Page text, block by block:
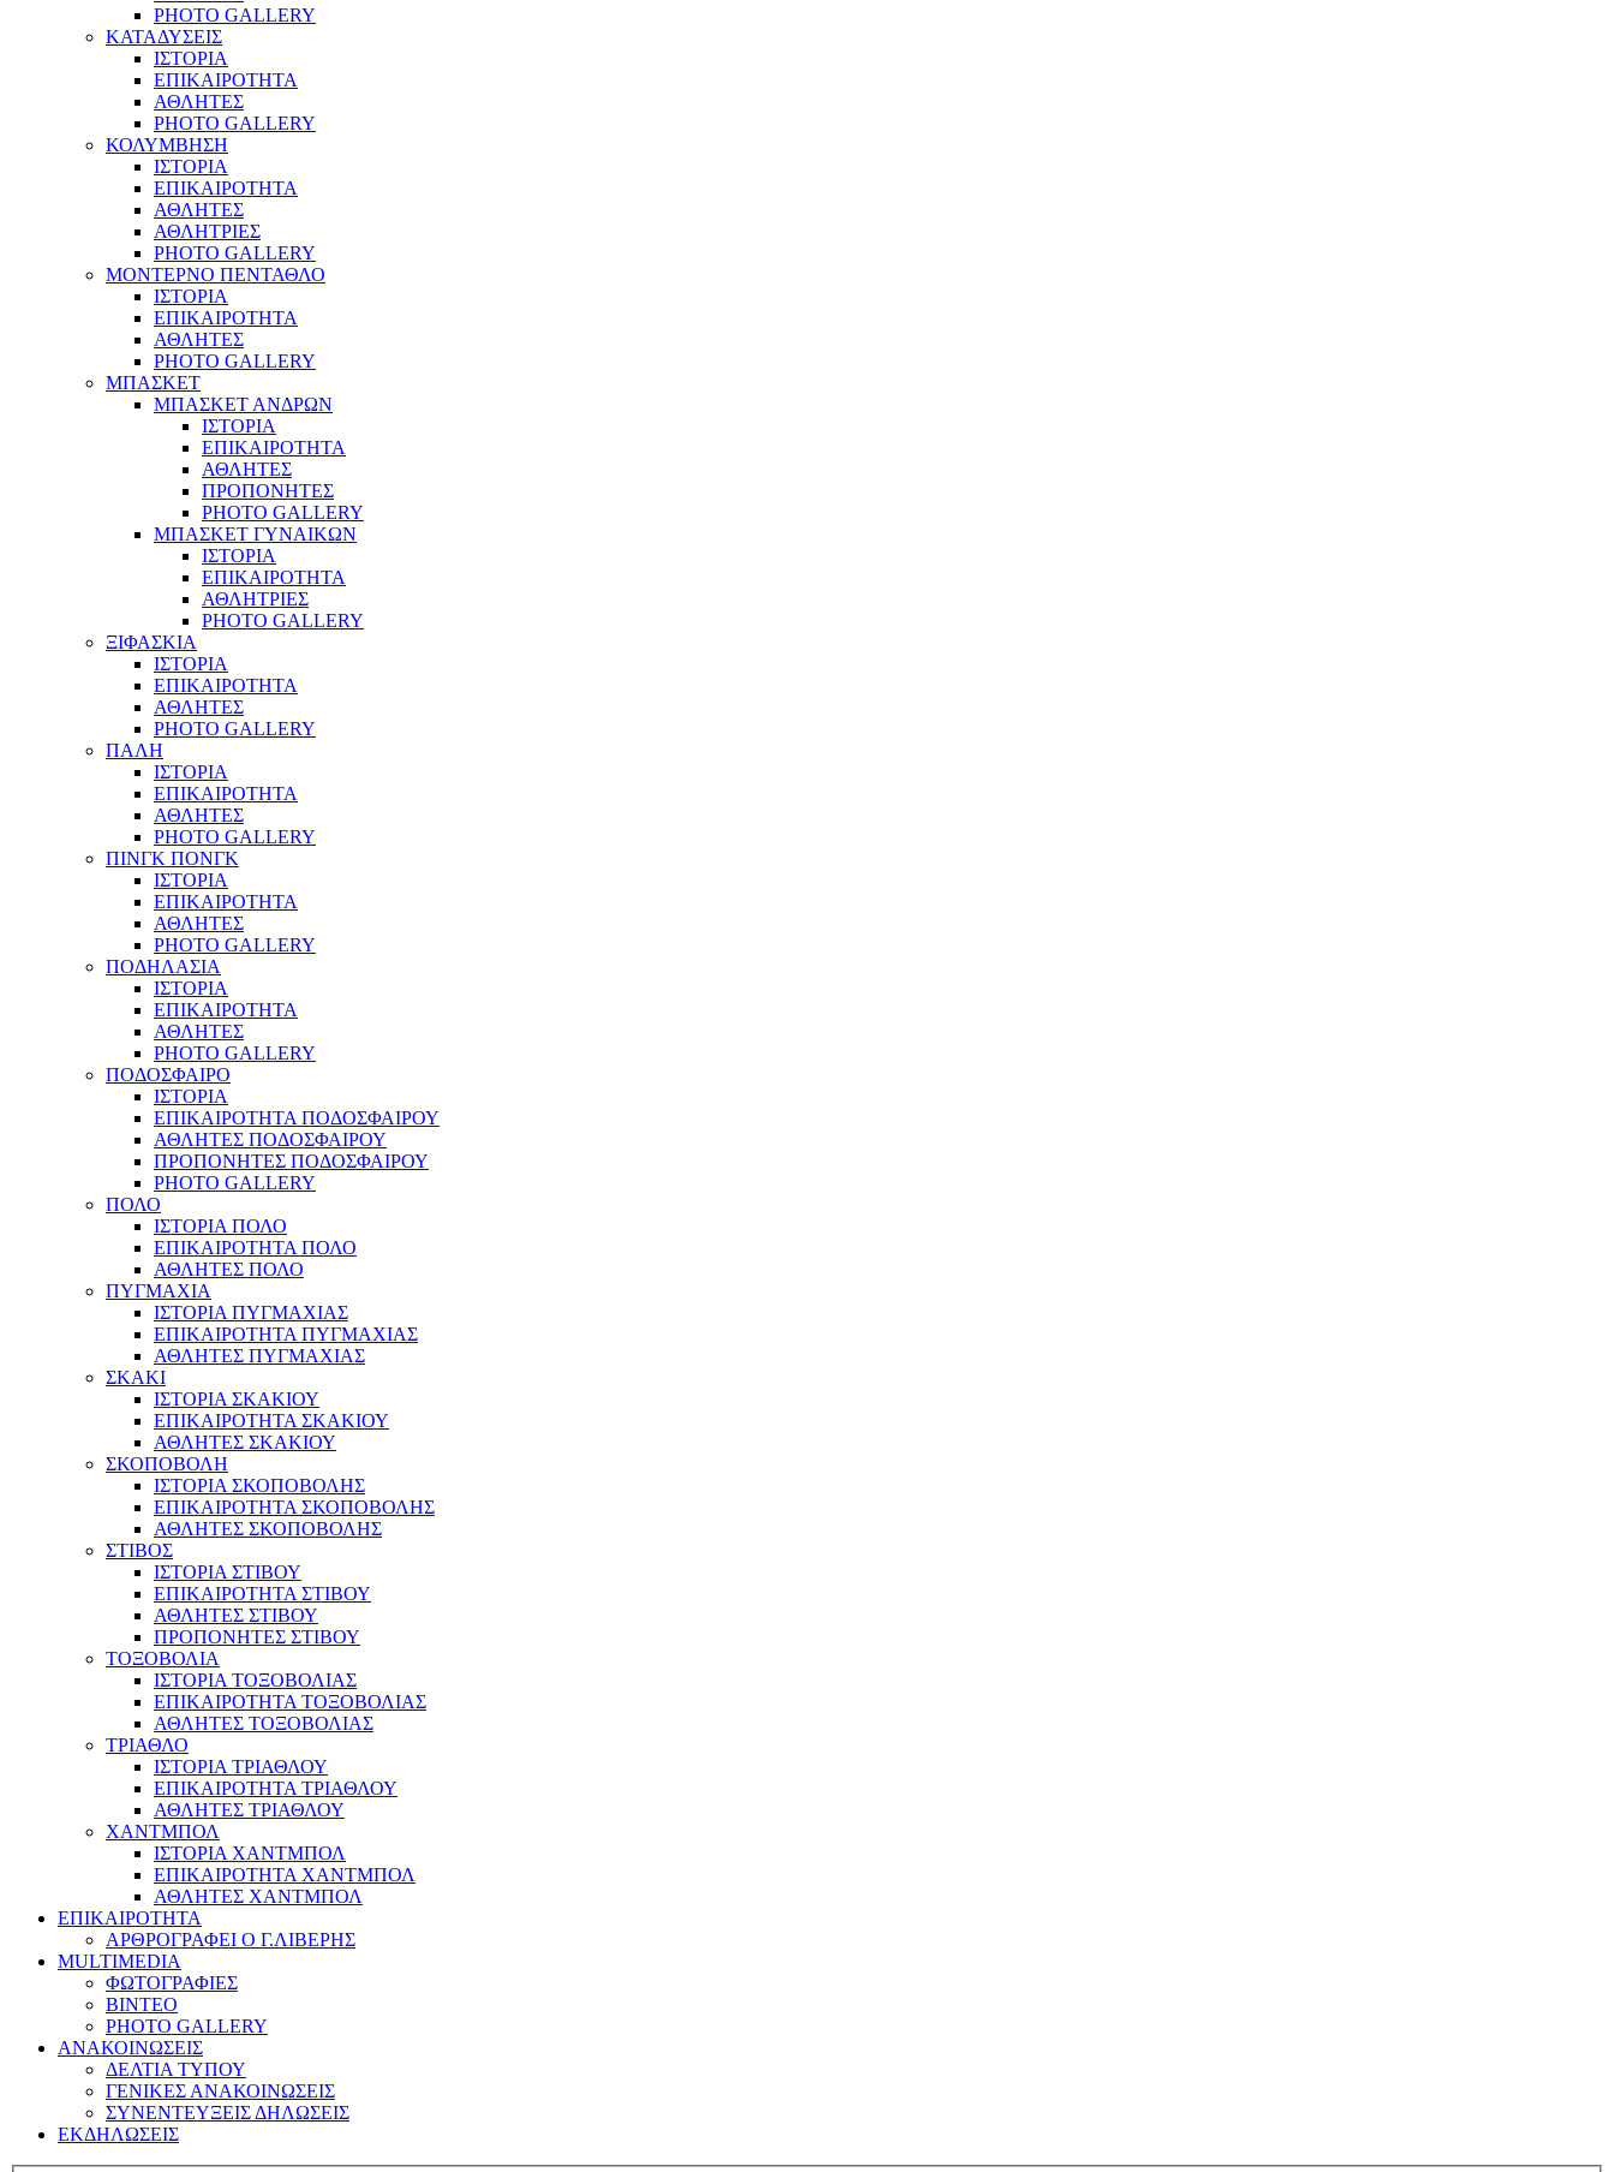
PHOTO GALLERY
ΚΑΤΑΔΥΣΕΙΣ
ΙΣΤΟΡΙΑ
ΕΠΙΚΑΙΡΟΤΗΤΑ
ΑΘΛΗΤΕΣ
PHOTO GALLERY
ΚΟΛΥΜΒΗΣΗ
ΙΣΤΟΡΙΑ
ΕΠΙΚΑΙΡΟΤΗΤΑ
ΑΘΛΗΤΕΣ
ΑΘΛΗΤΡΙΕΣ
PHOTO GALLERY
ΜΟΝΤΕΡΝΟ ΠΕΝΤΑΘΛΟ
ΙΣΤΟΡΙΑ
ΕΠΙΚΑΙΡΟΤΗΤΑ
ΑΘΛΗΤΕΣ
PHOTO GALLERY
ΜΠΑΣΚΕΤ
ΜΠΑΣΚΕΤ ΑΝΔΡΩΝ
ΙΣΤΟΡΙΑ
ΕΠΙΚΑΙΡΟΤΗΤΑ
ΑΘΛΗΤΕΣ
ΠΡΟΠΟΝΗΤΕΣ
PHOTO GALLERY
ΜΠΑΣΚΕΤ ΓΥΝΑΙΚΩΝ
ΙΣΤΟΡΙΑ
ΕΠΙΚΑΙΡΟΤΗΤΑ
ΑΘΛΗΤΡΙΕΣ
PHOTO GALLERY
ΞΙΦΑΣΚΙΑ
ΙΣΤΟΡΙΑ
ΕΠΙΚΑΙΡΟΤΗΤΑ
ΑΘΛΗΤΕΣ
PHOTO GALLERY
ΠΑΛΗ
ΙΣΤΟΡΙΑ
ΕΠΙΚΑΙΡΟΤΗΤΑ
ΑΘΛΗΤΕΣ
PHOTO GALLERY
ΠΙΝΓΚ ΠΟΝΓΚ
ΙΣΤΟΡΙΑ
ΕΠΙΚΑΙΡΟΤΗΤΑ
ΑΘΛΗΤΕΣ
PHOTO GALLERY
ΠΟΔΗΛΑΣΙΑ
ΙΣΤΟΡΙΑ
ΕΠΙΚΑΙΡΟΤΗΤΑ
ΑΘΛΗΤΕΣ
PHOTO GALLERY
ΠΟΔΟΣΦΑΙΡΟ
ΙΣΤΟΡΙΑ
ΕΠΙΚΑΙΡΟΤΗΤΑ ΠΟΔΟΣΦΑΙΡΟΥ
ΑΘΛΗΤΕΣ ΠΟΔΟΣΦΑΙΡΟΥ
ΠΡΟΠΟΝΗΤΕΣ ΠΟΔΟΣΦΑΙΡΟΥ
PHOTO GALLERY
ΠΟΛΟ
ΙΣΤΟΡΙΑ ΠΟΛΟ
ΕΠΙΚΑΙΡΟΤΗΤΑ ΠΟΛΟ
ΑΘΛΗΤΕΣ ΠΟΛΟ
ΠΥΓΜΑΧΙΑ
ΙΣΤΟΡΙΑ ΠΥΓΜΑΧΙΑΣ
ΕΠΙΚΑΙΡΟΤΗΤΑ ΠΥΓΜΑΧΙΑΣ
ΑΘΛΗΤΕΣ ΠΥΓΜΑΧΙΑΣ
ΣΚΑΚΙ
ΙΣΤΟΡΙΑ ΣΚΑΚΙΟΥ
ΕΠΙΚΑΙΡΟΤΗΤΑ ΣΚΑΚΙΟΥ
ΑΘΛΗΤΕΣ ΣΚΑΚΙΟΥ
ΣΚΟΠΟΒΟΛΗ
ΙΣΤΟΡΙΑ ΣΚΟΠΟΒΟΛΗΣ
ΕΠΙΚΑΙΡΟΤΗΤΑ ΣΚΟΠΟΒΟΛΗΣ
ΑΘΛΗΤΕΣ ΣΚΟΠΟΒΟΛΗΣ
ΣΤΙΒΟΣ
ΙΣΤΟΡΙΑ ΣΤΙΒΟΥ
ΕΠΙΚΑΙΡΟΤΗΤΑ ΣΤΙΒΟΥ
ΑΘΛΗΤΕΣ ΣΤΙΒΟΥ
ΠΡΟΠΟΝΗΤΕΣ ΣΤΙΒΟΥ
ΤΟΞΟΒΟΛΙΑ
ΙΣΤΟΡΙΑ ΤΟΞΟΒΟΛΙΑΣ
ΕΠΙΚΑΙΡΟΤΗΤΑ ΤΟΞΟΒΟΛΙΑΣ
ΑΘΛΗΤΕΣ ΤΟΞΟΒΟΛΙΑΣ
ΤΡΙΑΘΛΟ
ΙΣΤΟΡΙΑ ΤΡΙΑΘΛΟΥ
ΕΠΙΚΑΙΡΟΤΗΤΑ ΤΡΙΑΘΛΟΥ
ΑΘΛΗΤΕΣ ΤΡΙΑΘΛΟΥ
ΧΑΝΤΜΠΟΛ
ΙΣΤΟΡΙΑ ΧΑΝΤΜΠΟΛ
ΕΠΙΚΑΙΡΟΤΗΤΑ ΧΑΝΤΜΠΟΛ
ΑΘΛΗΤΕΣ ΧΑΝΤΜΠΟΛ
ΕΠΙΚΑΙΡΟΤΗΤΑ
ΑΡΘΡΟΓΡΑΦΕΙ Ο Γ.ΛΙΒΕΡΗΣ
MULTIMEDIA
ΦΩΤΟΓΡΑΦΙΕΣ
ΒΙΝΤΕΟ
PHOTO GALLERY
ΑΝΑΚΟΙΝΩΣΕΙΣ
ΔΕΛΤΙΑ ΤΥΠΟΥ
ΓΕΝΙΚΕΣ ΑΝΑΚΟΙΝΩΣΕΙΣ
ΣΥΝΕΝΤΕΥΞΕΙΣ ΔΗΛΩΣΕΙΣ
ΕΚΔΗΛΩΣΕΙΣ